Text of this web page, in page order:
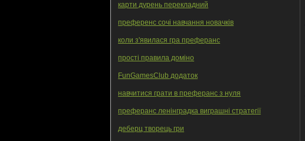
карти дурень перекладний
преференс сочі навчання новачків
коли з'явилася гра преферанс
прості правила доміно
FunGamesClub додаток
навчитися грати в преферанс з нуля
преферанс ленінградка виграшні стратегії
деберц творець гри